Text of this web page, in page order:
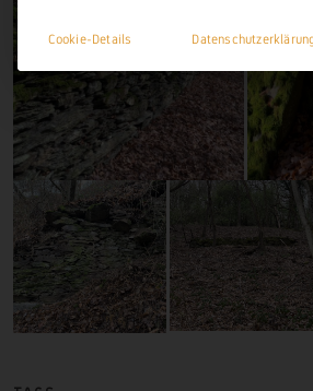
Cookie-Details